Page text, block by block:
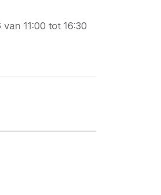
11:00 tot 16:30